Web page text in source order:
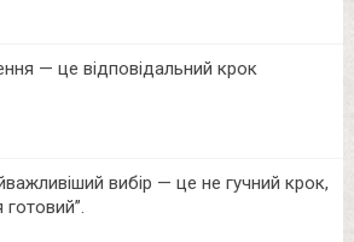
— це відповідальний крок
вибір — це не гучний крок,
готовий”.